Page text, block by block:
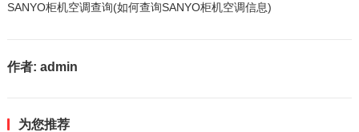
SANYO柜机空调查询(如何查询SANYO柜机空调信息)
作者: admin
为您推荐